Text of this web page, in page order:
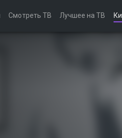
Смотреть ТВ Лучшее на ТВ